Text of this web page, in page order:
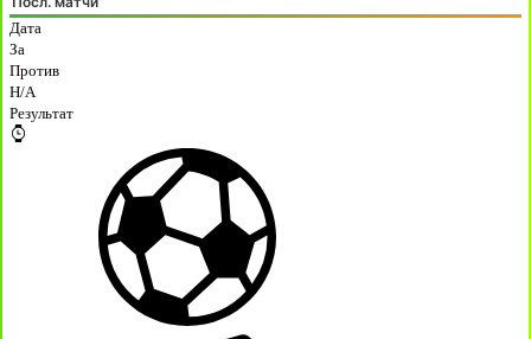
Дата
За
Против
H/A
Результат